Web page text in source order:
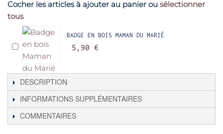
Cocher les articles à ajouter au panier ou sélectionner
tous
BADGE EN BOIS MAMAN DU MARIÉ
5,90 €
DESCRIPTION
INFORMATIONS SUPPLÉMENTAIRES
COMMENTAIRES